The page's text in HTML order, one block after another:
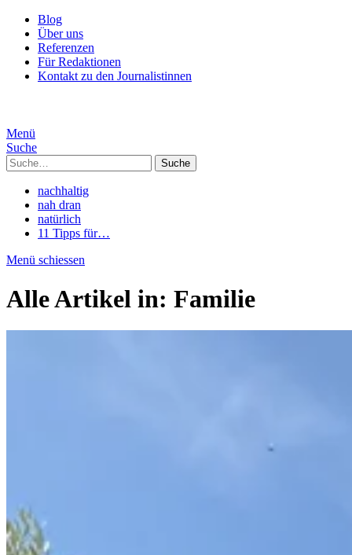
Blog
Über uns
Referenzen
Für Redaktionen
Kontakt zu den Journalistinnen
Menü
Suche
Suche
nachhaltig
nah dran
natürlich
11 Tipps für…
Menü schiessen
Alle Artikel in: Familie